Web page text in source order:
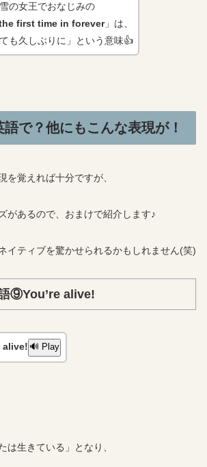
の女王でおなじみの
first time in forever」は、
ても久しぶりに」という意味👍
で？他にもこんな表現が！
を覚えれば十分ですが、
があるので、おまけで紹介します♪
イティブを驚かせられるかもしれません(笑)
⑨You’re alive!
alive! 🔊 Play
は生きている」となり、